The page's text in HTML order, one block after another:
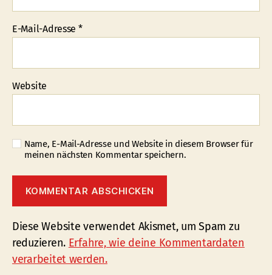
E-Mail-Adresse *
Website
Name, E-Mail-Adresse und Website in diesem Browser für
meinen nächsten Kommentar speichern.
Diese Website verwendet Akismet, um Spam zu
reduzieren. Erfahre, wie deine Kommentardaten
verarbeitet werden.